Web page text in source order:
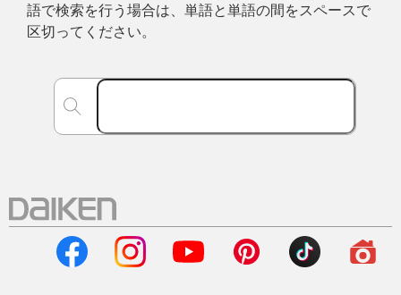
語で検索を行う場合は、単語と単語の間をスペースで
区切ってください。